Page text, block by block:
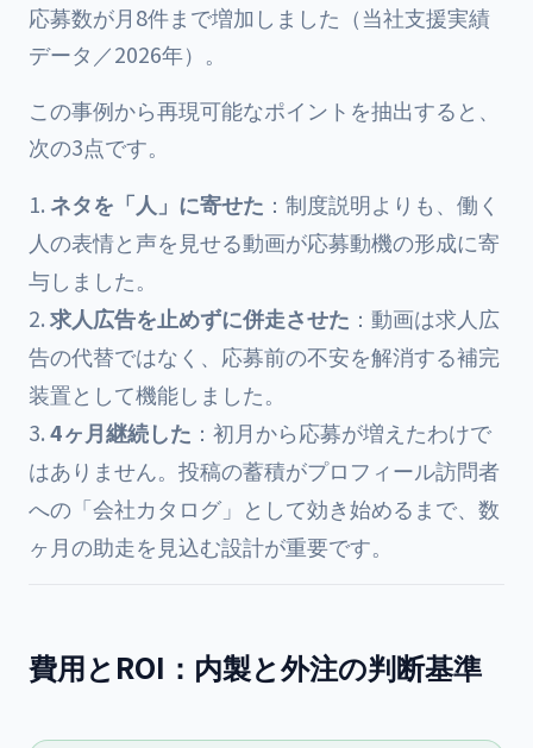
応募数が月8件まで増加しました（当社支援実績
データ／2026年）。
この事例から再現可能なポイントを抽出すると、
次の3点です。
ネタを「人」に寄せた ：制度説明よりも、働く
人の表情と声を見せる動画が応募動機の形成に寄
与しました。
求人広告を止めずに併走させた ：動画は求人広
告の代替ではなく、応募前の不安を解消する補完
装置として機能しました。
4ヶ月継続した ：初月から応募が増えたわけで
はありません。投稿の蓄積がプロフィール訪問者
への「会社カタログ」として効き始めるまで、数
ヶ月の助走を見込む設計が重要です。
費用とROI：内製と外注の判断基準